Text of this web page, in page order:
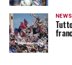
NEWS